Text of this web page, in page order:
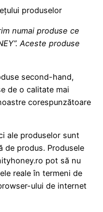
produselor
numai produse ce
Aceste produse
second-hand,
de o calitate mai
corespunzătoare
ale produselor sunt
de produs. Produsele
pot să nu
reale în termeni de
ului de internet